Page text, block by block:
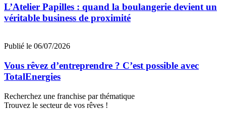
L’Atelier Papilles : quand la boulangerie devient un
véritable business de proximité
Publié le 06/07/2026
Vous rêvez d’entreprendre ? C’est possible avec
TotalEnergies
Recherchez une franchise par thématique
Trouvez le secteur de vos rêves !